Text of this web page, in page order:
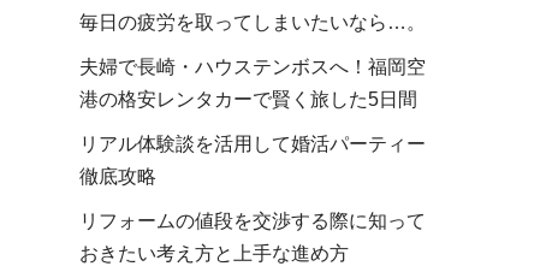
毎日の疲労を取ってしまいたいなら…。
夫婦で長崎・ハウステンボスへ！福岡空
港の格安レンタカーで賢く旅した5日間
リアル体験談を活用して婚活パーティー
徹底攻略
リフォームの値段を交渉する際に知って
おきたい考え方と上手な進め方